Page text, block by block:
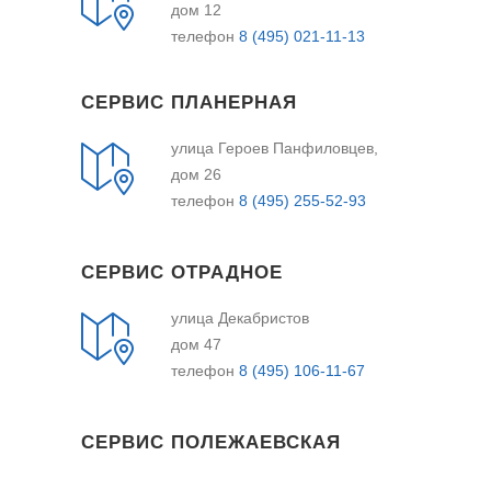
дом 12
телефон 8 (495) 021-11-13
СЕРВИС ПЛАНЕРНАЯ
улица Героев Панфиловцев,
дом 26
телефон 8 (495) 255-52-93
СЕРВИС ОТРАДНОЕ
улица Декабристов
дом 47
телефон 8 (495) 106-11-67
СЕРВИС ПОЛЕЖАЕВСКАЯ